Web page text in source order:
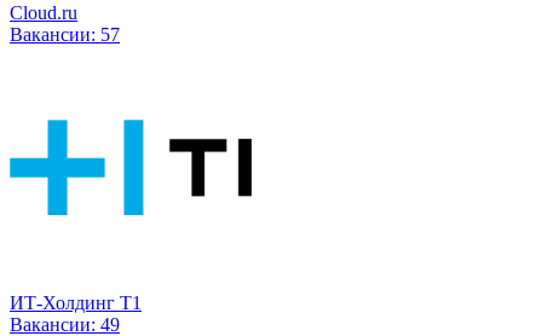
Cloud.ru
Вакансии: 57
ИТ-Холдинг Т1
Вакансии: 49